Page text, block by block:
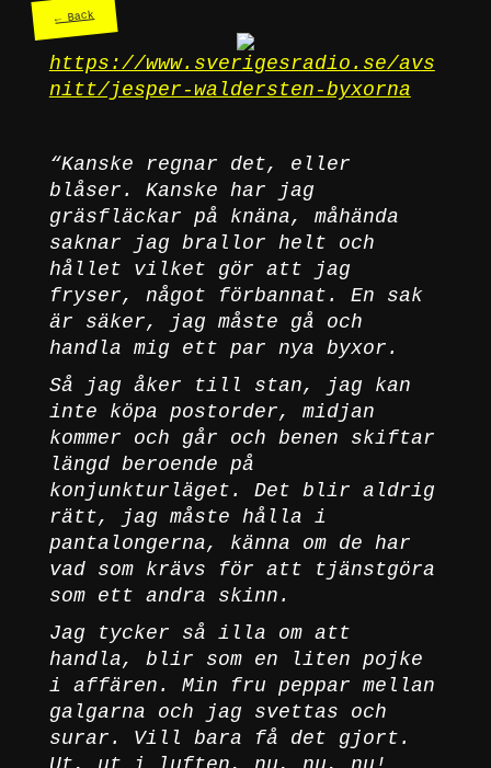
← Back
https://www.sverigesradio.se/avs
nitt/jesper-waldersten-byxorna
“Kanske regnar det, eller
blåser. Kanske har jag
gräsfläckar på knäna, måhända
saknar jag brallor helt och
hållet vilket gör att jag
fryser, något förbannat. En sak
är säker, jag måste gå och
handla mig ett par nya byxor.
Så jag åker till stan, jag kan
inte köpa postorder, midjan
kommer och går och benen skiftar
längd beroende på
konjunkturläget. Det blir aldrig
rätt, jag måste hålla i
pantalongerna, känna om de har
vad som krävs för att tjänstgöra
som ett andra skinn.
Jag tycker så illa om att
handla, blir som en liten pojke
i affären. Min fru peppar mellan
galgarna och jag svettas och
surar. Vill bara få det gjort.